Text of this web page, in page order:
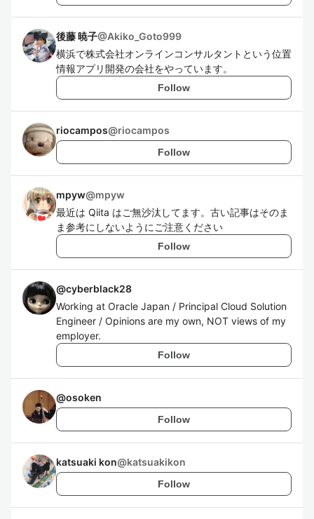
後藤 暁子@Akiko_Goto999
横浜で株式会社オンラインコンサルタントという位置
情報アプリ開発の会社をやっています。
Follow
riocampos@riocampos
Follow
mpyw@mpyw
最近は Qiita はご無沙汰してます。古い記事はそのま
ま参考にしないようにご注意ください
Follow
@cyberblack28
Working at Oracle Japan / Principal Cloud Solution
Engineer / Opinions are my own, NOT views of my
employer.
Follow
@osoken
Follow
katsuaki kon@katsuakikon
Follow